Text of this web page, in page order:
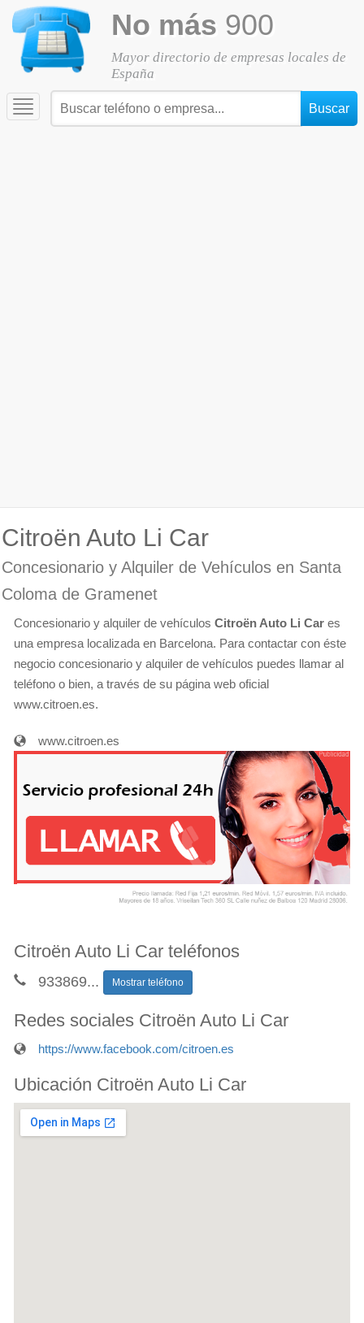
No más 900
Mayor directorio de empresas locales de
España
Toggle
navigation
Citroën Auto Li Car
Concesionario y Alquiler de Vehículos en Santa
Coloma de Gramenet
Concesionario y alquiler de vehículos Citroën Auto Li Car es
una empresa localizada en Barcelona. Para contactar con éste
negocio concesionario y alquiler de vehículos puedes llamar al
teléfono o bien, a través de su página web oficial
www.citroen.es.
www.citroen.es
Citroën Auto Li Car teléfonos
933869... Mostrar teléfono
Redes sociales Citroën Auto Li Car
https://www.facebook.com/citroen.es
Ubicación Citroën Auto Li Car